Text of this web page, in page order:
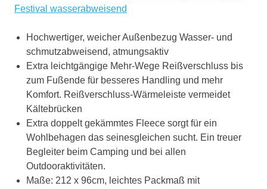
Festival wasserabweisend
Hochwertiger, weicher Außenbezug Wasser- und
schmutzabweisend, atmungsaktiv
Extra leichtgängige Mehr-Wege Reißverschluss bis
zum Fußende für besseres Handling und mehr
Komfort. Reißverschluss-Wärmeleiste vermeidet
Kältebrücken
Extra doppelt gekämmtes Fleece sorgt für ein
Wohlbehagen das seinesgleichen sucht. Ein treuer
Begleiter beim Camping und bei allen
Outdooraktivitäten.
Maße: 212 x 96cm, leichtes Packmaß mit